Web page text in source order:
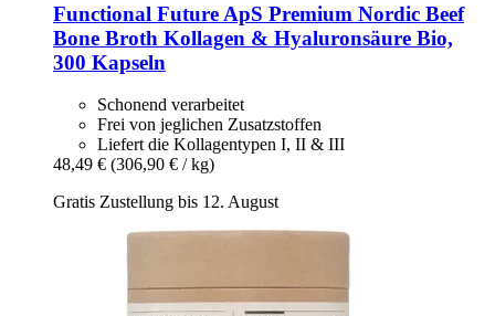
Functional Future ApS Premium Nordic Beef
Bone Broth Kollagen & Hyaluronsäure Bio,
300 Kapseln
Schonend verarbeitet
Frei von jeglichen Zusatzstoffen
Liefert die Kollagentypen I, II & III
48,49 € (306,90 € / kg)
Gratis Zustellung bis 12. August